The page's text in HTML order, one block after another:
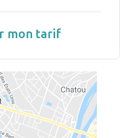
mon tarif